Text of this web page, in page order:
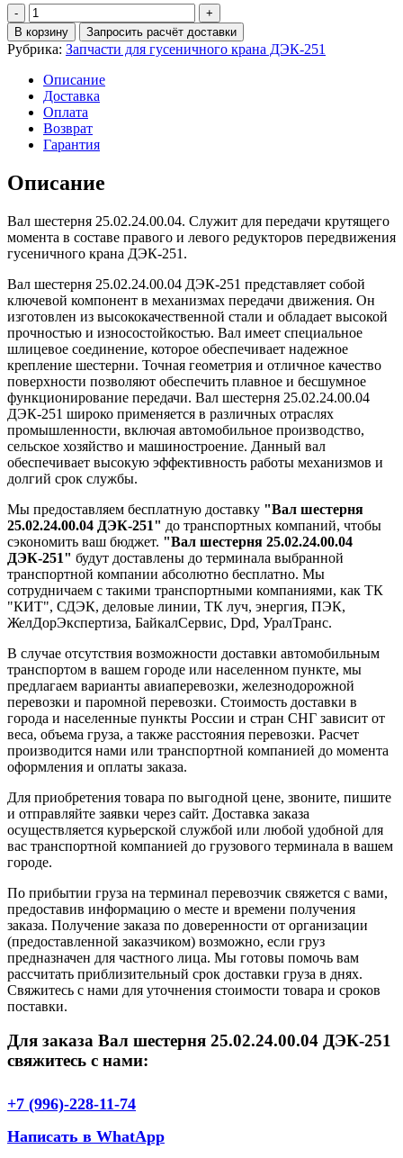
Количество
Вал
шестерня
25.02.24.00.04
ДЭК-251
В корзину Запросить расчёт доставки
Рубрика: Запчасти для гусеничного крана ДЭК-251
Описание
Доставка
Оплата
Возврат
Гарантия
Описание
Вал шестерня 25.02.24.00.04. Служит для передачи крутящего
момента в составе правого и левого редукторов передвижения
гусеничного крана ДЭК-251.
Вал шестерня 25.02.24.00.04 ДЭК-251 представляет собой
ключевой компонент в механизмах передачи движения. Он
изготовлен из высококачественной стали и обладает высокой
прочностью и износостойкостью. Вал имеет специальное
шлицевое соединение, которое обеспечивает надежное
крепление шестерни. Точная геометрия и отличное качество
поверхности позволяют обеспечить плавное и бесшумное
функционирование передачи. Вал шестерня 25.02.24.00.04
ДЭК-251 широко применяется в различных отраслях
промышленности, включая автомобильное производство,
сельское хозяйство и машиностроение. Данный вал
обеспечивает высокую эффективность работы механизмов и
долгий срок службы.
Мы предоставляем бесплатную доставку "Вал шестерня
25.02.24.00.04 ДЭК-251" до транспортных компаний, чтобы
сэкономить ваш бюджет. "Вал шестерня 25.02.24.00.04
ДЭК-251" будут доставлены до терминала выбранной
транспортной компании абсолютно бесплатно. Мы
сотрудничаем с такими транспортными компаниями, как ТК
"КИТ", СДЭК, деловые линии, ТК луч, энергия, ПЭК,
ЖелДорЭкспертиза, БайкалСервис, Dpd, УралТранс.
В случае отсутствия возможности доставки автомобильным
транспортом в вашем городе или населенном пункте, мы
предлагаем варианты авиаперевозки, железнодорожной
перевозки и паромной перевозки. Стоимость доставки в
города и населенные пункты России и стран СНГ зависит от
веса, объема груза, а также расстояния перевозки. Расчет
производится нами или транспортной компанией до момента
оформления и оплаты заказа.
Для приобретения товара по выгодной цене, звоните, пишите
и отправляйте заявки через сайт. Доставка заказа
осуществляется курьерской службой или любой удобной для
вас транспортной компанией до грузового терминала в вашем
городе.
По прибытии груза на терминал перевозчик свяжется с вами,
предоставив информацию о месте и времени получения
заказа. Получение заказа по доверенности от организации
(предоставленной заказчиком) возможно, если груз
предназначен для частного лица. Мы готовы помочь вам
рассчитать приблизительный срок доставки груза в днях.
Свяжитесь с нами для уточнения стоимости товара и сроков
поставки.
Для заказа Вал шестерня 25.02.24.00.04 ДЭК-251
свяжитесь с нами:
+7 (996)-228-11-74
Написать в WhatApp